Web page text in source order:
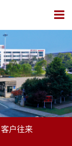
客户往来